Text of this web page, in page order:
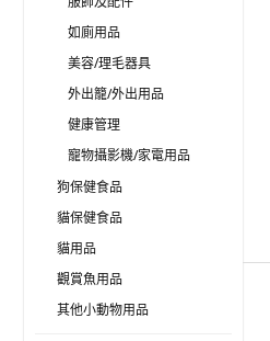
如廁用品
美容/理毛器具
外出籠/外出用品
健康管理
寵物攝影機/家電用品
狗保健食品
貓保健食品
貓用品
觀賞魚用品
其他小動物用品